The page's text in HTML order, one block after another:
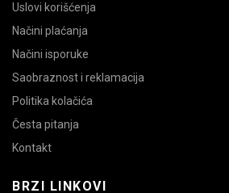
Uslovi korišćenja
Načini plaćanja
Načini isporuke
Saobraznost i reklamacija
Politika kolačića
Česta pitanja
Kontakt
BRZI LINKOVI